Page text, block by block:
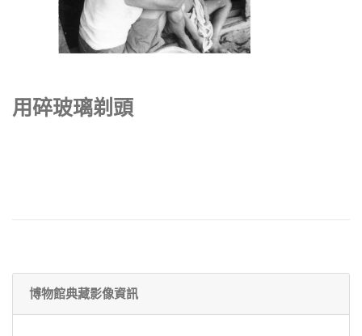
用碎玻璃剃頭
博物館典藏影像資訊